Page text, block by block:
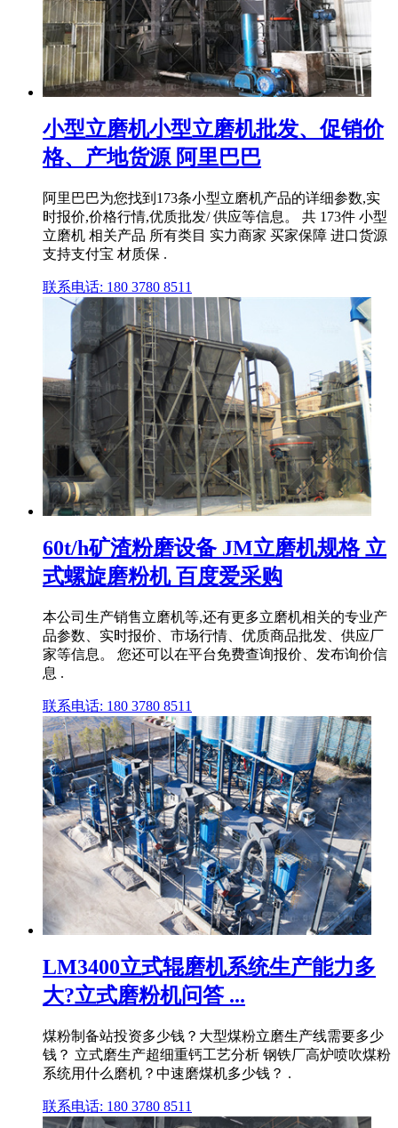
小型立磨机小型立磨机批发、促销价
格、产地货源 阿里巴巴
阿里巴巴为您找到173条小型立磨机产品的详细参数,实
时报价,价格行情,优质批发/ 供应等信息。 共 173件 小型
立磨机 相关产品 所有类目 实力商家 买家保障 进口货源
支持支付宝 材质保 .
联系电话: 180 3780 8511
60t/h矿渣粉磨设备 JM立磨机规格 立
式螺旋磨粉机 百度爱采购
本公司生产销售立磨机等,还有更多立磨机相关的专业产
品参数、实时报价、市场行情、优质商品批发、供应厂
家等信息。 您还可以在平台免费查询报价、发布询价信
息 .
联系电话: 180 3780 8511
LM3400立式辊磨机系统生产能力多
大?立式磨粉机问答 ...
煤粉制备站投资多少钱？大型煤粉立磨生产线需要多少
钱？ 立式磨生产超细重钙工艺分析 钢铁厂高炉喷吹煤粉
系统用什么磨机？中速磨煤机多少钱？ .
联系电话: 180 3780 8511